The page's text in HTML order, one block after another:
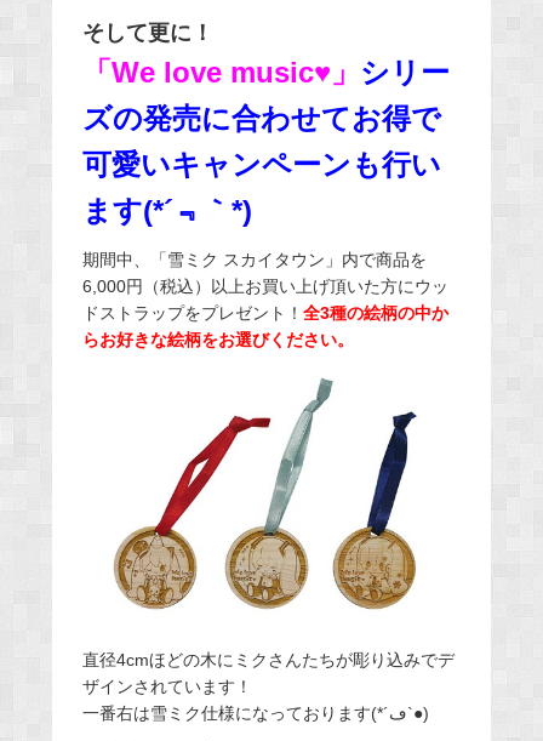
そして更に！
「We love music♥」 シリー
ズの発売に合わせてお得で
可愛いキャンペーンも行い
ます(*´﹃｀*)
期間中、「雪ミク スカイタウン」内で商品を
6,000円（税込）以上お買い上げ頂いた方にウッ
ドストラップをプレゼント！ 全3種の絵柄の中か
らお好きな絵柄をお選びください。
直径4cmほどの木にミクさんたちが彫り込みでデ
ザインされています！
一番右は雪ミク仕様になっております(*´ڡ`●)